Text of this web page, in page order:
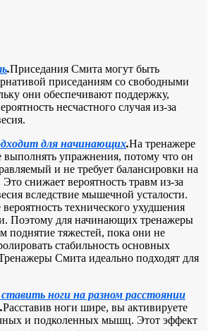
.Приседания Смита могут быть
приседаниям со свободными
они обеспечивают поддержку,
несчастного случая из-за
для начинающих.На тренажере
выполнять упражнения, потому что он
и не требует балансировки на
снижает вероятность травм из-за
вследствие мышечной усталости.
технического ухудшения
Поэтому для начинающих тренажеры
поднятие тяжестей, пока они не
стабильность основных
Смита идеально подходят для
ноги на разном расстоянии
.Расставив ноги шире, вы активируете
и подколенных мышц. Этот эффект